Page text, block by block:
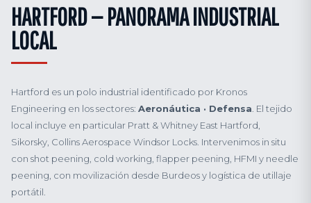
HARTFORD — PANORAMA INDUSTRIAL
LOCAL
Hartford es un polo industrial identificado por Kronos
Engineering en los sectores: Aeronáutica · Defensa . El tejido
local incluye en particular Pratt & Whitney East Hartford,
Sikorsky, Collins Aerospace Windsor Locks. Intervenimos in situ
con shot peening, cold working, flapper peening, HFMI y needle
peening, con movilización desde Burdeos y logística de utillaje
portátil.